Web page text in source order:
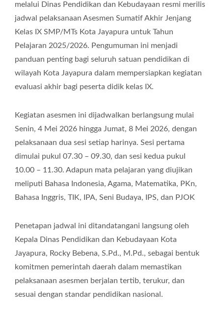
melalui Dinas Pendidikan dan Kebudayaan resmi merilis
jadwal pelaksanaan Asesmen Sumatif Akhir Jenjang
Kelas IX SMP/MTs Kota Jayapura untuk Tahun
Pelajaran 2025/2026. Pengumuman ini menjadi
panduan penting bagi seluruh satuan pendidikan di
wilayah Kota Jayapura dalam mempersiapkan kegiatan
evaluasi akhir bagi peserta didik kelas IX.
Kegiatan asesmen ini dijadwalkan berlangsung mulai
Senin, 4 Mei 2026 hingga Jumat, 8 Mei 2026, dengan
pelaksanaan dua sesi setiap harinya. Sesi pertama
dimulai pukul 07.30 – 09.30, dan sesi kedua pukul
10.00 – 11.30. Adapun mata pelajaran yang diujikan
meliputi Bahasa Indonesia, Agama, Matematika, PKn,
Bahasa Inggris, TIK, IPA, Seni Budaya, IPS, dan PJOK
Penetapan jadwal ini ditandatangani langsung oleh
Kepala Dinas Pendidikan dan Kebudayaan Kota
Jayapura, Rocky Bebena, S.Pd., M.Pd., sebagai bentuk
komitmen pemerintah daerah dalam memastikan
pelaksanaan asesmen berjalan tertib, terukur, dan
sesuai dengan standar pendidikan nasional.